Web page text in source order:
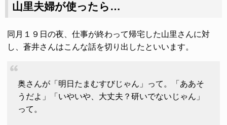
山里夫婦が使ったら…
同月１９日の夜、仕事が終わって帰宅した山里さんに対
し、蒼井さんはこんな話を切り出したといいます。
奥さんが「明日たまむすびじゃん」って。「ああそ
うだよ」「いやいや、大丈夫？研いでないじゃん」
って。